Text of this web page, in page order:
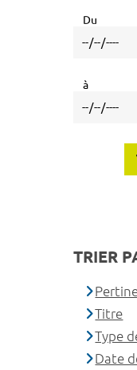
Du
à
TRIER
Titre
Type
Date